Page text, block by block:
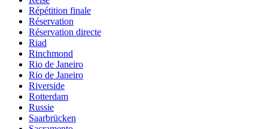
Répétition finale
Réservation
Réservation directe
Riad
Rinchmond
Rio de Janeiro
Rio de Janeiro
Riverside
Rotterdam
Russie
Saarbrücken